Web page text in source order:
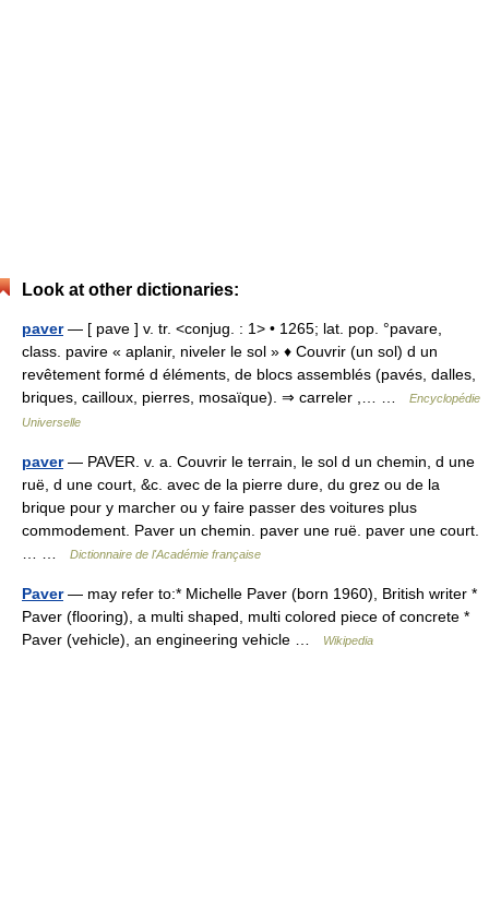
Look at other dictionaries:
paver— [ pave ] v. tr. <conjug. : 1> • 1265; lat. pop. °pavare,
class. pavire « aplanir, niveler le sol » ♦ Couvrir (un sol) d un
revêtement formé d éléments, de blocs assemblés (pavés, dalles,
briques, cailloux, pierres, mosaïque). ⇒ carreler ,… …
Encyclopédie
Universelle
paver— PAVER. v. a. Couvrir le terrain, le sol d un chemin, d une
ruë, d une court, &c. avec de la pierre dure, du grez ou de la
brique pour y marcher ou y faire passer des voitures plus
commodement. Paver un chemin. paver une ruë. paver une court.
Dictionnaire de l'Académie française
Paver— may refer to:* Michelle Paver (born 1960), British writer *
Paver (flooring), a multi shaped, multi colored piece of concrete *
Paver (vehicle), an engineering vehicle …
Wikipedia